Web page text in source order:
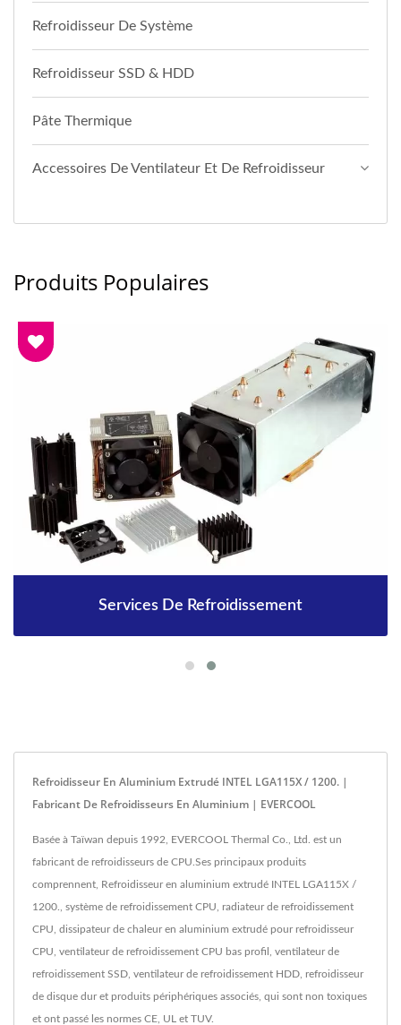
Refroidisseur De Système
Refroidisseur SSD & HDD
Pâte Thermique
Accessoires De Ventilateur Et De Refroidisseur
Produits Populaires
Services De Refroidissement
Refroidisseur En Aluminium Extrudé INTEL LGA115X / 1200. |
Fabricant De Refroidisseurs En Aluminium | EVERCOOL
Basée à Taïwan depuis 1992, EVERCOOL Thermal Co., Ltd. est un
fabricant de refroidisseurs de CPU.Ses principaux produits
comprennent, Refroidisseur en aluminium extrudé INTEL LGA115X /
1200., système de refroidissement CPU, radiateur de refroidissement
CPU, dissipateur de chaleur en aluminium extrudé pour refroidisseur
CPU, ventilateur de refroidissement CPU bas profil, ventilateur de
refroidissement SSD, ventilateur de refroidissement HDD, refroidisseur
de disque dur et produits périphériques associés, qui sont non toxiques
et ont passé les normes CE, UL et TUV.